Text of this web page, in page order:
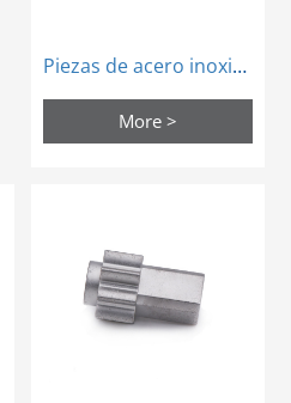
Piezas de acero inoxidable metalúrgico en polvo piezas antirrobo para automóviles
More >